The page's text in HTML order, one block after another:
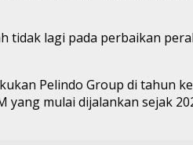
lagi pada perbaikan
Pelindo Group di tahun
mulai dijalankan sejak